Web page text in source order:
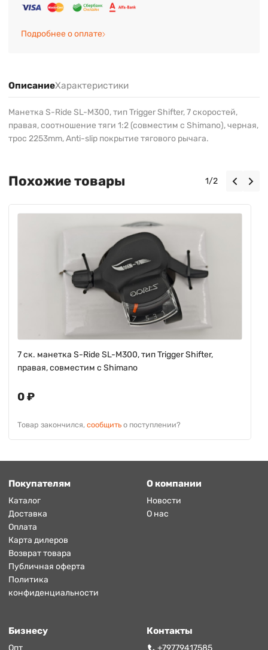
Подробнее о оплате
ОписаниеХарактеристики
Манетка S-Ride SL-M300, тип Trigger Shifter, 7 скоростей,
правая, соотношение тяги 1:2 (совместим с Shimano), черная,
трос 2253mm, Anti-slip покрытие тягового рычага.
Похожие товары 1/2
7 ск. манетка S-Ride SL-M300, тип Trigger Shifter,
правая, совместим с Shimano
0 ₽
Товар закончился, сообщить о поступлении?
Покупателям
Каталог
Доставка
Оплата
Карта дилеров
Возврат товара
Публичная оферта
Политика
конфиденциальности
О компании
Новости
О нас
Бизнесу Контакты